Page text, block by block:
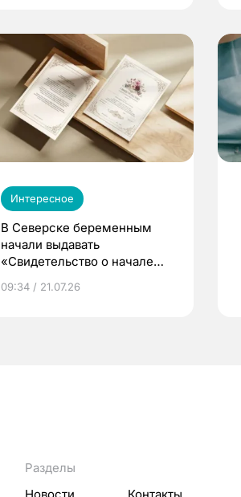
Интересное
В Северске беременным
начали выдавать
«Свидетельство о начале
09:34 / 21.07.26
Разделы